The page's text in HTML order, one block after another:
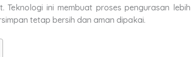
ini membuat proses pengurasan lebih
tetap bersih dan aman dipakai.